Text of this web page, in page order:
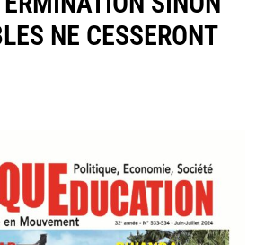
NE CESSERONT